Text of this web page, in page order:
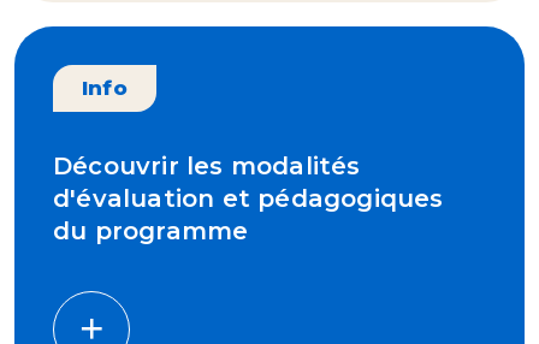
Info
Découvrir les modalités
d'évaluation et pédagogiques
du programme